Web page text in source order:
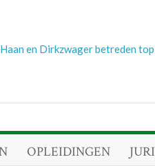
en Dirkzwager betreden
OPLEIDINGEN